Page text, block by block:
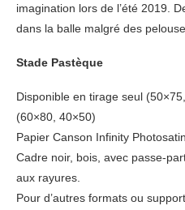
imagination lors de l’été 2019.
dans la balle malgré des
Stade Pastèque
Disponible en tirage seul
(60×80, 40×50)
Papier Canson Infinity
Cadre noir, bois, avec passe-
aux rayures.
Pour d’autres formats ou